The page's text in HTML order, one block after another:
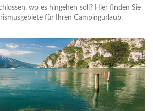
wo es hingehen soll? Hier finden Sie
für Ihren Campingurlaub.